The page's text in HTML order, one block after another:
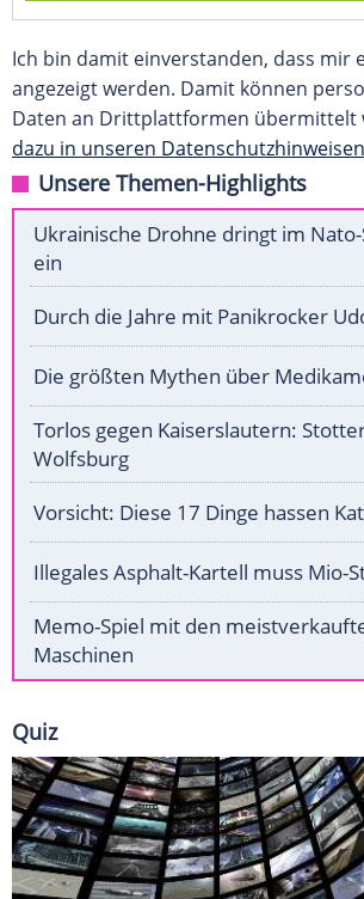
Ich bin damit einverstanden, dass mir
angezeigt werden. Damit können
Daten an Drittplattformen übermittelt
dazu in unseren
Unsere Themen-Highlights
Ukrainische Drohne dringt im
ein
Durch die Jahre mit Panikrocker
Die größten Mythen über
Torlos gegen Kaiserslautern:
Wolfsburg
Vorsicht: Diese 17 Dinge hassen
Illegales Asphalt-Kartell muss Mio-
Memo-Spiel mit den
Maschinen
Quiz